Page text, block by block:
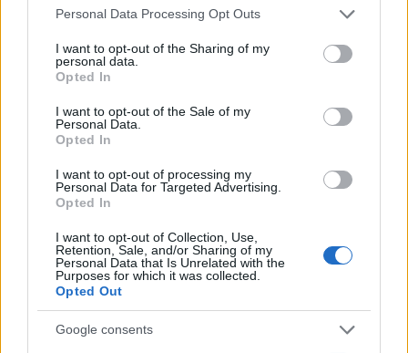
Please note that this website/app uses one or more Google
not limited to your visit or usage behaviour. You may click to
grant or deny consent to Google and its third-party tags to
use your data for below specified purposes in below Google
consent section.
Personal Data Processing Opt Outs
I want to opt-out of the Sharing of my
personal data.
Opted In
I want to opt-out of the Sale of my
Personal Data.
Opted In
I want to opt-out of processing my
Personal Data for Targeted Advertising.
Opted In
I want to opt-out of Collection, Use,
Retention, Sale, and/or Sharing of my
Personal Data that Is Unrelated with the
Purposes for which it was collected.
Opted Out
Google consents
AUTORE
Ilaria Beretta
Ilaria Beretta ha coordinato un longform sulle
reti culturali triestine realizzato con interviste
editoriale approfondita per le feature. Capo
desk feature, conserva una serie di lettere
personale.